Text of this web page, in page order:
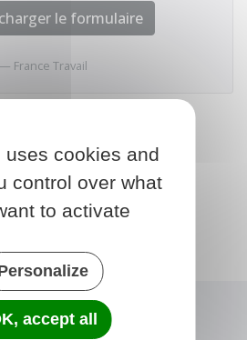
le formulaire
France Travail
uses cookies and
control over what
to activate
accept all